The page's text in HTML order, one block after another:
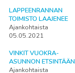
LAPPEENRANNAN
TOIMISTO LAAJENEE
Ajankohtaista
05.05.2021
VINKIT VUOKRA-
ASUNNON ETSINTÄÄN
Ajankohtaista